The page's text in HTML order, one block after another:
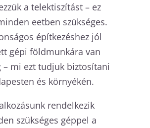
a telektiszítást – ez
eetben szükséges.
építkezéshez jól
gépi földmunkára van
– mi ezt tudjuk biztosítani
és környékén.
rendelkezik
szükséges géppel a